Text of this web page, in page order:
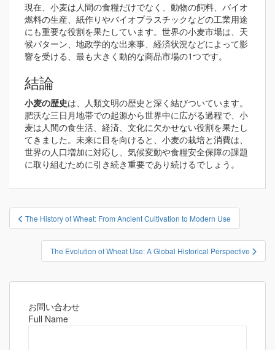
現在、小麦は人間の食糧だけでなく、動物の飼料、バイオ
燃料の生産、紙作りやバイオプラスチックなどの工業用途
にも重要な役割を果たしています。世界の小麦市場は、天
候パターン、地政学的な出来事、経済状況などによって影
響を受ける、最も大きく動的な商品市場の1つです。
結論
小麦の歴史は、人類文明の歴史と深く結びついています。
肥沃な三日月地帯での起源から世界中に広がる過程で、小
麦は人間の食生活、経済、文化に欠かせない役割を果たし
てきました。未来に目を向けると、小麦の栽培と消費は、
世界の人口増加に対応し、気候変動や食糧安全保障の課題
に取り組むために引き続き重要であり続けるでしょう。
投
稿
ゲ
The History of Wheat: From Ancient Cultivation to Modern Use
The Evolution of Wheat Use: A Global Historical Perspective
お問い合わせ
Full Name